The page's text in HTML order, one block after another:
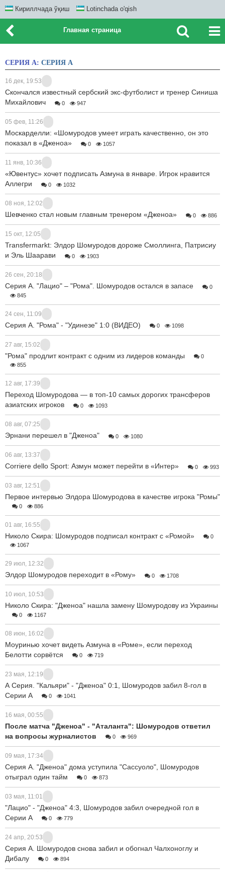
Кириллчада ўқиш Lotinchada o'qish
Главная страница
СЕРИЯ А: СЕРИЯ А
16 дек, 19:53
Скончался известный сербский экс-футболист и тренер Синиша
Михайлович
0 947
05 фев, 11:26
Москарделли: «Шомуродов умеет играть качественно, он это
показал в «Дженоа»
0 1057
11 янв, 10:36
«Ювентус» хочет подписать Азмуна в январе. Игрок нравится
Аллегри
0 1032
08 ноя, 12:02
Шевченко стал новым главным тренером «Дженоа» 0 886
15 окт, 12:05
Transfermarkt: Элдор Шомуродов дороже Смоллинга, Патрисиу
и Эль Шаарави
0 1903
26 сен, 20:18
Серия А. "Лацио" – "Рома". Шомуродов остался в запасе
0
845
24 сен, 11:09
Серия А. "Рома" - "Удинезе" 1:0 (ВИДЕО) 0 1098
27 авг, 15:02
"Рома" продлит контракт с одним из лидеров команды
0
855
12 авг, 17:39
Переход Шомуродова — в топ-10 самых дорогих трансферов
азиатских игроков
0 1093
08 авг, 07:25
Эрнани перешел в "Дженоа" 0 1080
06 авг, 13:37
Corriere dello Sport: Азмун может перейти в «Интер» 0 993
03 авг, 12:51
Первое интервью Элдора Шомуродова в качестве игрока "Ромы"
0 886
01 авг, 16:55
Николо Скира: Шомуродов подписал контракт с «Ромой»
0
1067
29 июл, 12:32
Элдор Шомуродов переходит в «Рому» 0 1708
10 июл, 10:53
Николо Скира: "Дженоа" нашла замену Шомуродову из Украины
0 1167
08 июн, 16:02
Моуринью хочет видеть Азмуна в «Роме», если переход
Белотти сорвётся
0 719
23 мая, 12:19
А Серия. "Кальяри" - "Дженоа" 0:1, Шомуродов забил 8-гол в
Серии А
0 1041
16 мая, 00:55
После матча "Дженоа" - "Аталанта": Шомуродов ответил
на вопросы журналистов
0 969
09 мая, 17:34
Серия А. "Дженоа" дома уступила "Сассуоло", Шомуродов
отыграл один тайм
0 873
03 мая, 11:01
"Лацио" - "Дженоа" 4:3, Шомуродов забил очередной гол в
Серии А
0 779
24 апр, 20:53
Серия А. Шомуродов снова забил и обогнал Чалхоноглу и
Дибалу
0 894